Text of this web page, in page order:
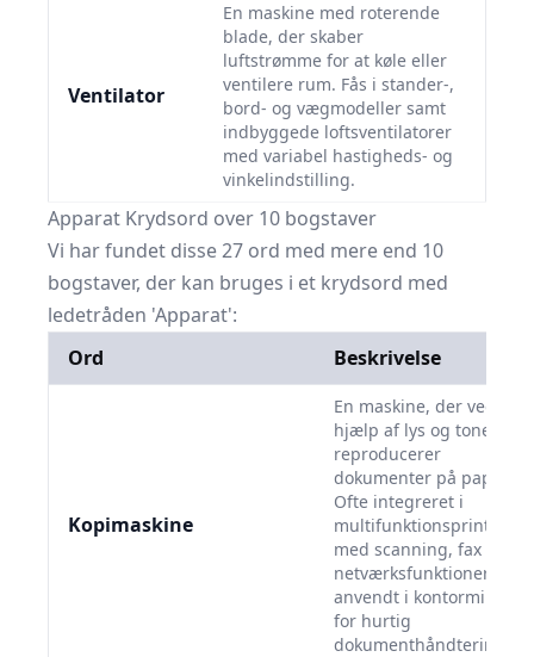
Ventilator
En maskine med roterende
blade, der skaber
luftstrømme for at køle eller
ventilere rum. Fås i stander-,
bord- og vægmodeller samt
indbyggede loftsventilatorer
med variabel hastigheds- og
vinkelindstilling.
Apparat Krydsord over 10 bogstaver
Vi har fundet disse 27 ord med mere end 10
bogstaver, der kan bruges i et krydsord med
ledetråden 'Apparat':
Ord
Beskrivelse
Kopimaskine
En maskine, der ved
hjælp af lys og toner
reproducerer
dokumenter på papir.
Ofte integreret i
multifunktionsprintere
med scanning, fax og
netværksfunktioner,
anvendt i kontormiljøer
for hurtig
dokumenthåndtering.